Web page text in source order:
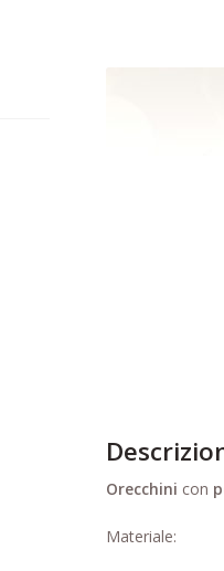
Richiesta
Orecchini con
Materiale: